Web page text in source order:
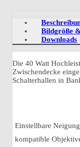
Bildgröße
Downloads
Die 40 Watt
Zwischendecke
Schalterhallen in
Einstellbare
kompatible